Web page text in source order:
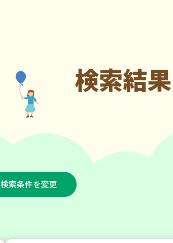
検索結果
検索条件を変更